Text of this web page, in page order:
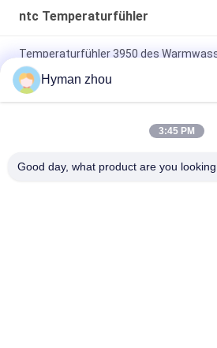
ntc Temperaturfühler
Temperaturfühler 3950 des
Plastikmetall
Des Wechselstrom-Heizungs-NTC
Temperaturspanne Thermistor-
10k des Anschlusses NTC 3950 in PVC
Hyman zhou
3:45 PM
Good day, what product are you